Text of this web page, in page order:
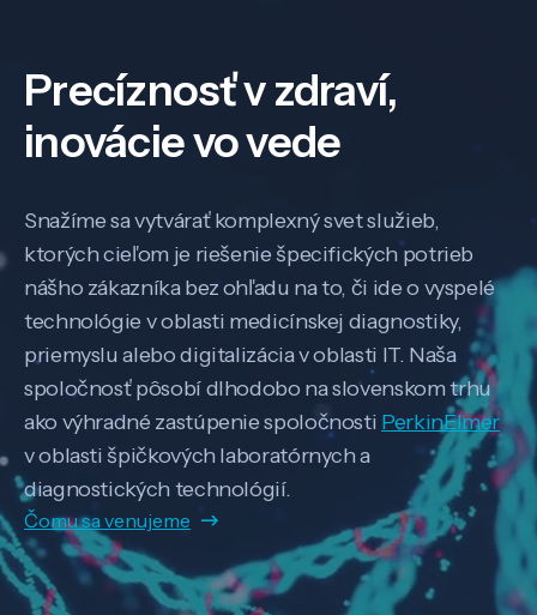
Precíznosť v zdraví,
inovácie vo vede
Snažíme sa vytvárať komplexný svet služieb,
ktorých cieľom je riešenie špecifických potrieb
nášho zákazníka bez ohľadu na to, či ide o vyspelé
technológie v oblasti medicínskej diagnostiky,
priemyslu alebo digitalizácia v oblasti IT. Naša
spoločnosť pôsobí dlhodobo na slovenskom trhu
ako výhradné zastúpenie spoločnosti PerkinElmer
v oblasti špičkových laboratórnych a
diagnostických technológií.
Čomu sa venujeme